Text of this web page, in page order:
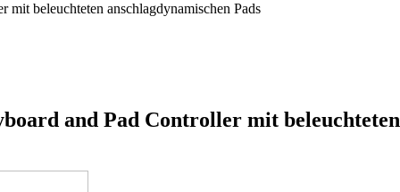
beleuchteten anschlagdynamischen Pads
and Pad Controller mit beleuchteten